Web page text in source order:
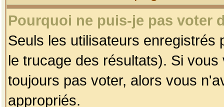
Pourquoi ne puis-je pas voter
Seuls les utilisateurs enregistrés
le trucage des résultats). Si
toujours pas voter, alors vous
appropriés.